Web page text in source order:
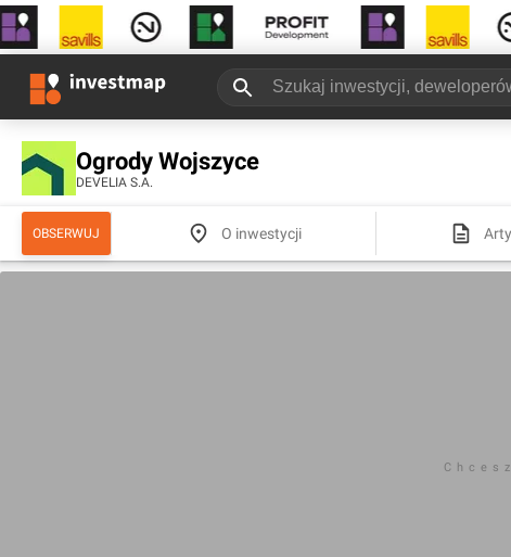
Ogrody Wojszyce
DEVELIA S.A.
OBSERWUJ O inwestycji